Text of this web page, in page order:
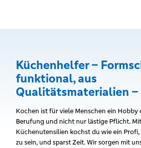
Küchenhelfer –
funktional, aus
Qualitätsmaterialien –
Kochen ist für viele Menschen ein Hobby
Berufung und nicht nur lästige Pflicht.
Küchenutensilien kochst du wie ein
zu sein, und sparst Zeit. Wir sorgen mit